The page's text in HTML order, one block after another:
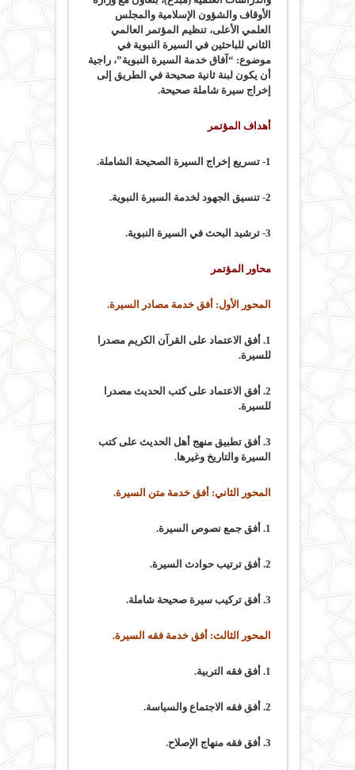
الأوقاف والشؤون الإسلامية والمجلس
العلمي الأعلى، تنظيم المؤتمر العالمي
الثاني للباحثين في السيرة النبوية في
موضوع: “آفاق خدمة السيرة النبوية”، راجية
أن يكون لبنة ثانية صحيحة في الطريق إلى
إخراج سيرة شاملة صحيحة.
أهداف المؤتمر
1- تسريع إخراج السيرة الصحيحة الشاملة.
2- تنسيق الجهود لخدمة السيرة النبوية.
3- ترشيد البحث في السيرة النبوية.
محاور المؤتمر
المحور الأول: أفق خدمة مصادر السيرة.
1. أفق الاعتماد على القرآن الكريم مصدرا
للسيرة.
2. أفق الاعتماد على كتب الحديث مصدرا
للسيرة.
3. أفق تطبيق منهج أهل الحديث على كتب
السيرة والتاريخ وغيرها.
المحور الثاني: أفق خدمة متن السيرة.
1. أفق جمع نصوص السيرة.
2. أفق ترتيب حوادث السيرة.
3. أفق تركيب سيرة صحيحة شاملة.
المحور الثالث: أفق خدمة فقه السيرة.
1. أفق فقه التربية.
2. أفق فقه الاجتماع والسياسة.
3. أفق فقه منهاج الإصلاح.